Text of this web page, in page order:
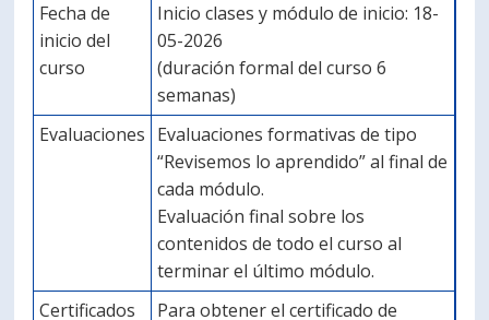
Fecha de
inicio del
curso
Inicio clases y módulo de inicio: 18-
05-2026
(duración formal del curso 6
semanas)
Evaluaciones Evaluaciones formativas de tipo
“Revisemos lo aprendido” al final de
cada módulo.
Evaluación final sobre los
contenidos de todo el curso al
terminar el último módulo.
Certificados
Para obtener el certificado de